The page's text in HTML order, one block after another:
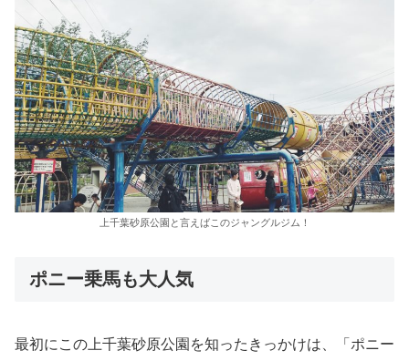
上千葉砂原公園と言えばこのジャングルジム！
ポニー乗馬も大人気
最初にこの上千葉砂原公園を知ったきっかけは、「ポニー